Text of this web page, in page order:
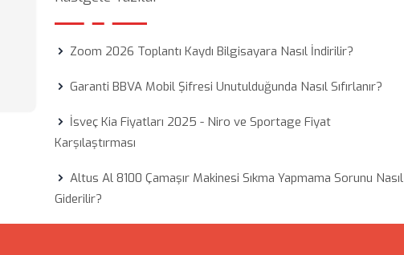
Zoom 2026 Toplantı Kaydı Bilgisayara Nasıl İndirilir?
Garanti BBVA Mobil Şifresi Unutulduğunda Nasıl Sıfırlanır?
İsveç Kia Fiyatları 2025 - Niro ve Sportage Fiyat
Karşılaştırması
Altus Al 8100 Çamaşır Makinesi Sıkma Yapmama Sorunu Nasıl
Giderilir?